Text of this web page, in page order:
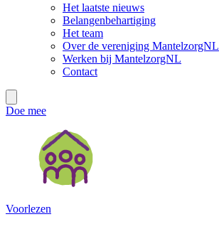
Het laatste nieuws
Belangenbehartiging
Het team
Over de vereniging MantelzorgNL
Werken bij MantelzorgNL
Contact
Doe mee
Voorlezen